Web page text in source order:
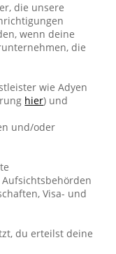
die unsere
wenn deine
die
wie Adyen
hier) und
und/oder
Visa- und
du erteilst deine